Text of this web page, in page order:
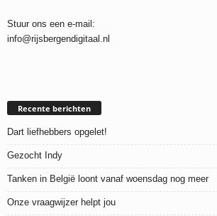
Stuur ons een e-mail:
info@rijsbergendigitaal.nl
Recente berichten
Dart liefhebbers opgelet!
Gezocht Indy
Tanken in België loont vanaf woensdag nog meer
Onze vraagwijzer helpt jou